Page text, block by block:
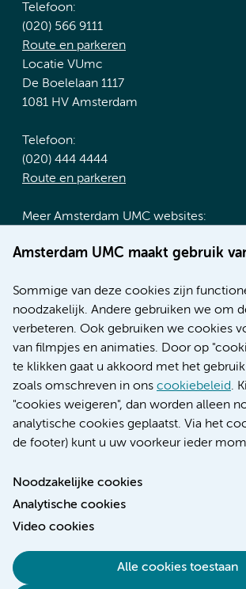
Amsterdam UMC maakt gebruik
Sommige van deze cookies zijn
noodzakelijk. Andere gebruiken we om
verbeteren. Ook gebruiken we cookies
van filmpjes en animaties. Door op
te klikken gaat u akkoord met het
zoals omschreven in ons cookiebeleid.
"cookies weigeren", dan worden alleen
analytische cookies geplaatst. Via het
de footer) kunt u uw voorkeur ieder
Noodzakelijke cookies
Analytische cookies
Video cookies
Alle cookies toestaan
Telefoon:
(020) 566 9111
Route en parkeren
Locatie VUmc
De Boelelaan 1117
1081 HV Amsterdam
Telefoon:
(020) 444 4444
Route en parkeren
Meer Amsterdam UMC websites:
Werken bij Amsterdam UMC
Nieuws
Research
Educatie locatie AMC
Educatie locatie VUmc
Verwijzen & diagnostiek
Toegankelijkheidsverklaring
Responsible disclosure